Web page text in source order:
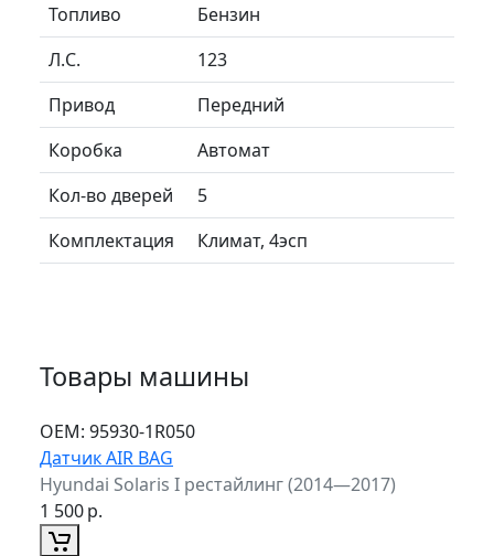
Топливо
Бензин
Л.C.
123
Привод
Передний
Коробка
Автомат
Кол-во дверей
5
Комплектация
Климат, 4эсп
Товары машины
ОЕМ: 95930-1R050
Датчик AIR BAG
Hyundai Solaris I рестайлинг (2014—2017)
1 500р.